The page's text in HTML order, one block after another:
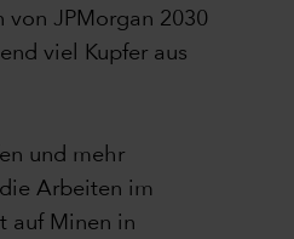
von JPMorgan 2030
viel Kupfer aus
und mehr
Arbeiten im
auf Minen in